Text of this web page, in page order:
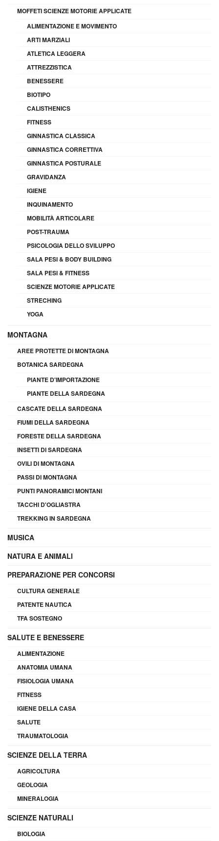
MOFFETI SCIENZE MOTORIE APPLICATE
ALIMENTAZIONE E MOVIMENTO
ARTI MARZIALI
ATLETICA LEGGERA
ATTREZZISTICA
BENESSERE
BIOTIPO
CALISTHENICS
FITNESS
GINNASTICA CLASSICA
GINNASTICA CORRETTIVA
GINNASTICA POSTURALE
GRAVIDANZA
IGIENE
INQUINAMENTO
MOBILITÀ ARTICOLARE
POST-TRAUMA
PSICOLOGIA DELLO SVILUPPO
SALA PESI & BODY BUILDING
SALA PESI & FITNESS
SCIENZE MOTORIE APPLICATE
STRECHING
YOGA
MONTAGNA
AREE PROTETTE DI MONTAGNA
BOTANICA SARDEGNA
PIANTE D'IMPORTAZIONE
PIANTE DELLA SARDEGNA
CASCATE DELLA SARDEGNA
FIUMI DELLA SARDEGNA
FORESTE DELLA SARDEGNA
INSETTI DI SARDEGNA
OVILI DI MONTAGNA
PASSI DI MONTAGNA
PUNTI PANORAMICI MONTANI
TACCHI D'OGLIASTRA
TREKKING IN SARDEGNA
MUSICA
NATURA E ANIMALI
PREPARAZIONE PER CONCORSI
CULTURA GENERALE
PATENTE NAUTICA
TFA SOSTEGNO
SALUTE E BENESSERE
ALIMENTAZIONE
ANATOMIA UMANA
FISIOLOGIA UMANA
FITNESS
IGIENE DELLA CASA
SALUTE
TRAUMATOLOGIA
SCIENZE DELLA TERRA
AGRICOLTURA
GEOLOGIA
MINERALOGIA
SCIENZE NATURALI
BIOLOGIA